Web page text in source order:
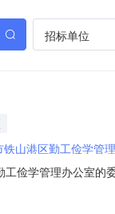
招标单位
铁山港区勤工俭学管
俭学管理办公室
海市铁山港区管委